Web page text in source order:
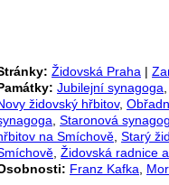
Židovská Praha |
Jubilejní synagoga
židovský hřbitov,
Staronová
na Smíchově Starý
Židovská radnice
Franz Kafka